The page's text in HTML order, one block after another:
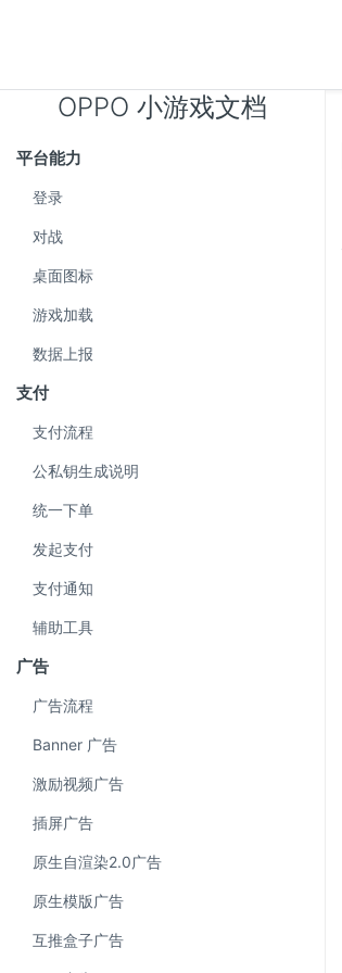
OPPO 小游戏文档
平台能力
登录
对战
桌面图标
游戏加载
数据上报
支付
支付流程
公私钥生成说明
统一下单
发起支付
支付通知
辅助工具
广告
广告流程
Banner 广告
激励视频广告
插屏广告
原生自渲染2.0广告
原生模版广告
互推盒子广告